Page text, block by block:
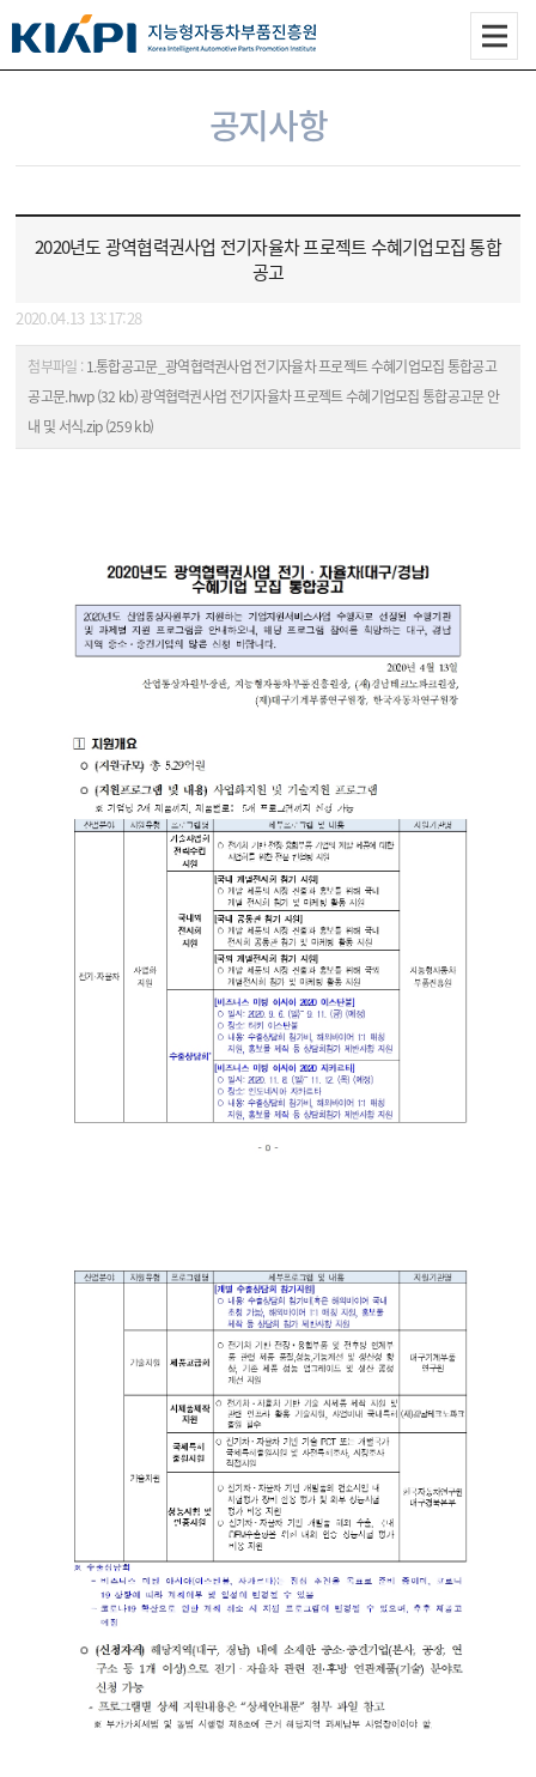
공지사항
2020년도 광역협력권사업 전기자율차 프로젝트 수혜기업모집 통합
공고
2020.04.13 13:17:28
첨부파일 : 1.통합공고문_광역협력권사업 전기자율차 프로젝트 수혜기업모집 통합공고
공고문.hwp (32 kb)광역협력권사업 전기자율차 프로젝트 수혜기업모집 통합공고문 안
내 및 서식.zip (259 kb)